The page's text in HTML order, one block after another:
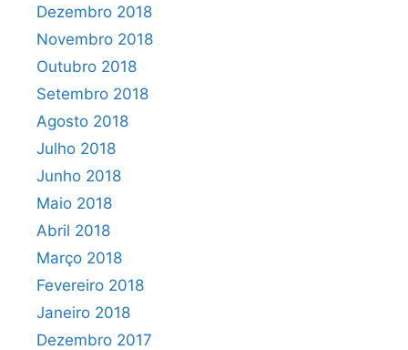
Dezembro 2018
Novembro 2018
Outubro 2018
Setembro 2018
Agosto 2018
Julho 2018
Junho 2018
Maio 2018
Abril 2018
Março 2018
Fevereiro 2018
Janeiro 2018
Dezembro 2017